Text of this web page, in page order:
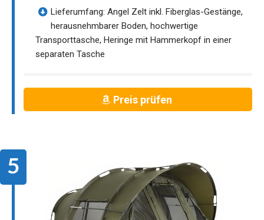
Lieferumfang: Angel Zelt inkl. Fiberglas-Gestänge,
herausnehmbarer Boden, hochwertige
Transporttasche, Heringe mit Hammerkopf in einer
separaten Tasche
Preis prüfen